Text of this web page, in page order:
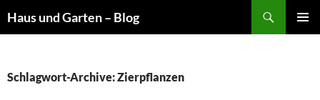
Haus und Garten – Blog
Schlagwort-Archive: Zierpflanzen